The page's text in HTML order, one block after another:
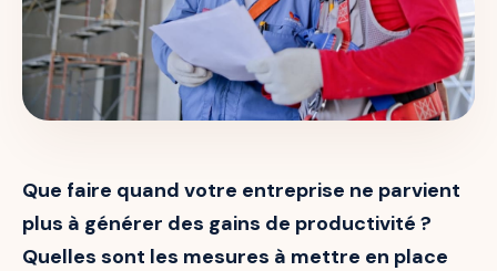
Que faire quand votre entreprise ne parvient
plus à générer des gains de productivité ?
Quelles sont les mesures à mettre en place